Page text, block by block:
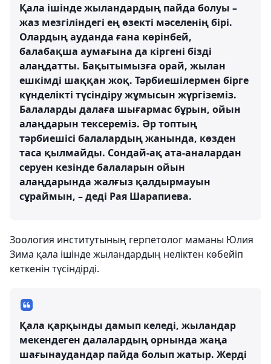
Қала ішінде жыландардың пайда болуы –
жаз мезгіліндегі ең өзекті мәселенің бірі.
Олардың ауданда ғана көрінбей,
балабақша аумағына да кіргені бізді
алаңдатты. Бақытымызға орай, жылан
ешкімді шаққан жоқ. Тәрбиешілермен бірге
күнделікті түсіндіру жұмысын жүргіземіз.
Балаларды далаға шығармас бұрын, ойын
алаңдарын тексереміз. Әр топтың
тәрбиешісі балалардың жанында, көзден
таса қылмайды. Сондай-ақ ата-аналардан
серуен кезінде балаларын ойын
алаңдарында жалғыз қалдырмауын
сұраймын, – деді Рая Шарапиева.
Зоология институтының герпетолог маманы Юлия
Зима қала ішінде жыландардың неліктен көбейіп
кеткенін түсіндірді.
Қала қарқынды дамып келеді, жыландар
мекендеген далалардың орнында жаңа
шағынаудандар пайда болып жатыр. Жерді